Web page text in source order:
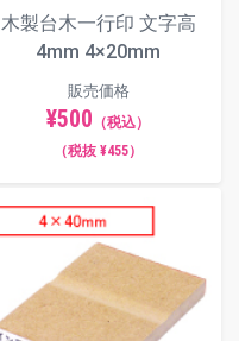
木製台木一行印 文字高
4mm 4×20mm
販売価格
¥500 （税込）
（税抜 ¥455）